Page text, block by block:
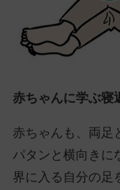
赤ちゃんに学ぶ寝
赤ちゃんも、両足
パタンと横向きに
界に入る自分の足